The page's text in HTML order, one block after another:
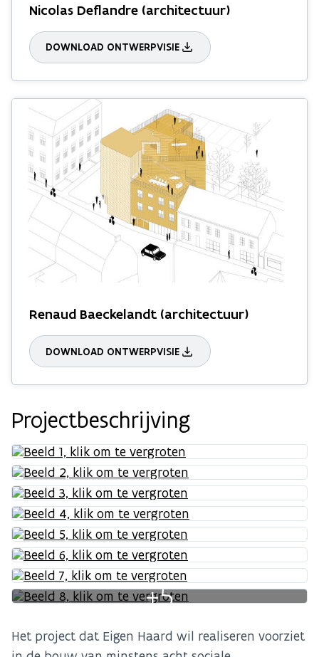
Nicolas Deflandre (architectuur)
DOWNLOAD ONTWERPVISIE
Renaud Baeckelandt (architectuur)
DOWNLOAD ONTWERPVISIE
Projectbeschrijving
+5
Het project dat Eigen Haard wil realiseren voorziet